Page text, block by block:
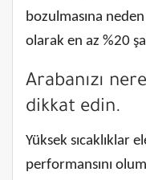
bozulmasına
olarak en az %20
Arabanızı
dikkat edin.
Yüksek sıcaklıklar
performansını